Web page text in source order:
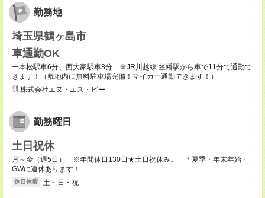
勤務地
埼玉県鶴ヶ島市
車通勤OK
一本松駅車6分、西大家駅車8分 ※JR川越線 笠幡駅から車で11分で通勤で
きます！（敷地内に無料駐車場完備！マイカー通勤できます！）
株式会社エヌ・エス・ピー
勤務曜日
土日祝休
月～金（週5日） ※年間休日130日★土日祝休み。 ＊夏季・年末年始・
GWに連休あります！
休日休暇 土・日・祝